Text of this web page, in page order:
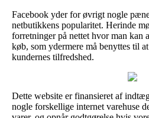
Facebook yder for øvrigt nogle
netbutikkens popularitet. Herinde
forretninger på nettet hvor man kan
køb, som ydermere må benyttes til
kundernes tilfredshed.
Dette website er finansieret af
nogle forskellige internet varehuse